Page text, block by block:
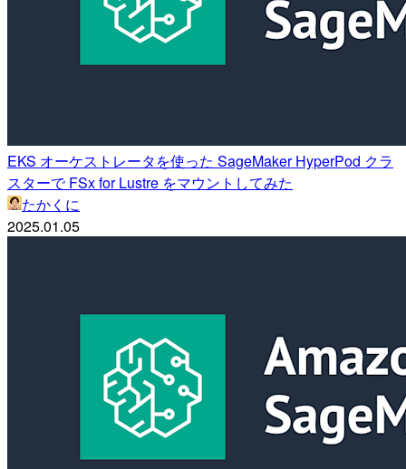
EKS オーケストレータを使った SageMaker HyperPod クラ
スターで FSx for Lustre をマウントしてみた
たかくに
2025.01.05